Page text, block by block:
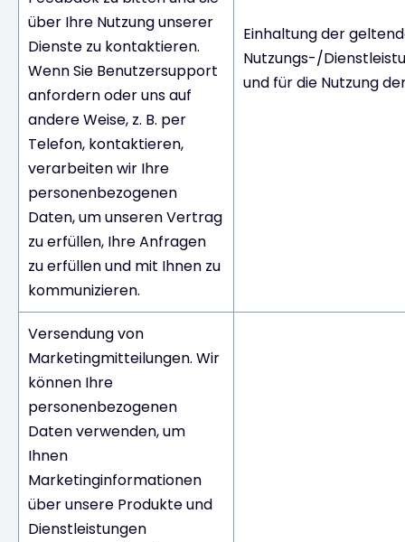
über Ihre Nutzung unserer
Dienste zu kontaktieren.
Wenn Sie Benutzersupport
anfordern oder uns auf
andere Weise, z. B. per
Telefon, kontaktieren,
verarbeiten wir Ihre
personenbezogenen
Daten, um unseren Vertrag
zu erfüllen, Ihre Anfragen
zu erfüllen und mit Ihnen zu
kommunizieren.
Einhaltung der
Nutzungs-/
und für die Nutzung
Versendung von
Marketingmitteilungen. Wir
können Ihre
personenbezogenen
Daten verwenden, um
Ihnen
Marketinginformationen
über unsere Produkte und
Dienstleistungen